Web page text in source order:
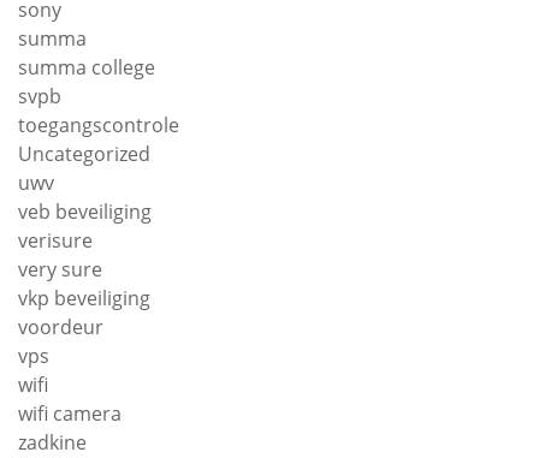
sony
summa
summa college
svpb
toegangscontrole
Uncategorized
uwv
veb beveiliging
verisure
very sure
vkp beveiliging
voordeur
vps
wifi
wifi camera
zadkine